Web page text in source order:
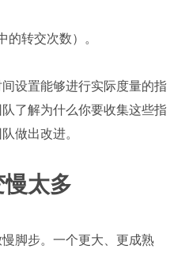
转交次数）。
设置能够进行实际度量的指
了解为什么你要收集这些指
做出改进。
太多
脚步。一个更大、更成熟